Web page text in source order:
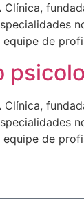
Clínica,
de
Clínica,
de